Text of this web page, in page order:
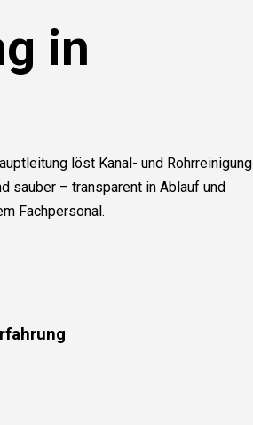
in
löst Kanal- und Rohrreinigung
sauber – transparent in Ablauf und
Fachpersonal.